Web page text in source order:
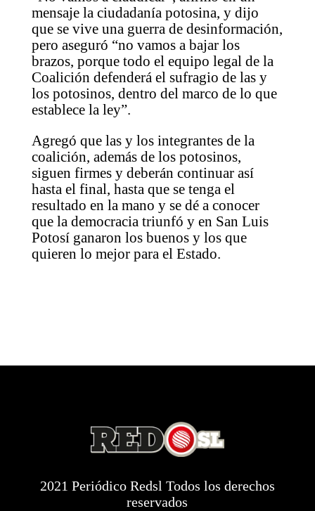
mensaje la ciudadanía potosina, y dijo
que se vive una guerra de desinformación,
pero aseguró “no vamos a bajar los
brazos, porque todo el equipo legal de la
Coalición defenderá el sufragio de las y
los potosinos, dentro del marco de lo que
establece la ley”.
Agregó que las y los integrantes de la
coalición, además de los potosinos,
siguen firmes y deberán continuar así
hasta el final, hasta que se tenga el
resultado en la mano y se dé a conocer
que la democracia triunfó y en San Luis
Potosí ganaron los buenos y los que
quieren lo mejor para el Estado.
2021 Periódico Redsl Todos los derechos
reservados